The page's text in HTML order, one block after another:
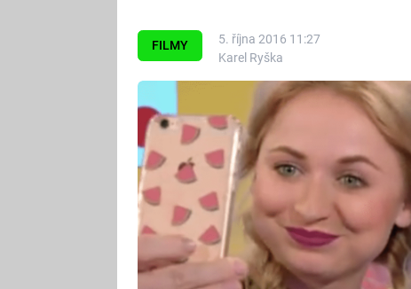
FILMY
5. října 2016 11:27
Karel Ryška